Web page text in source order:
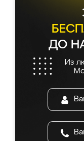
ДО
Из